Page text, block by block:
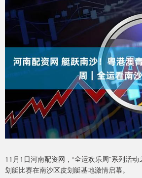
11月1日河南配资网，“全运欢乐周”系列活动
划艇比赛在南沙区皮划艇基地激情启幕。